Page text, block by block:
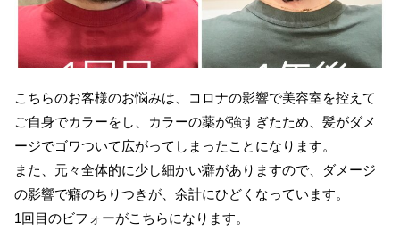
こちらのお客様のお悩みは、コロナの影響で美容室を控えて
ご自身でカラーをし、カラーの薬が強すぎたため、髪がダメ
ージでゴワついて広がってしまったことになります。
また、元々全体的に少し細かい癖がありますので、ダメージ
の影響で癖のちりつきが、余計にひどくなっています。
1回目のビフォーがこちらになります。